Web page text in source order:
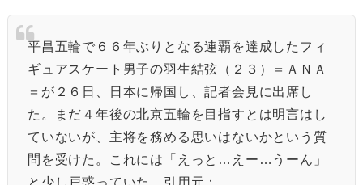
平昌五輪で６６年ぶりとなる連覇を達成したフィ
ギュアスケート男子の羽生結弦（２３）＝ＡＮＡ
＝が２６日、日本に帰国し、記者会見に出席し
た。まだ４年後の北京五輪を目指すとは明言はし
ていないが、主将を務める思いはないかという質
問を受けた。これには「えっと…えー…うーん」
と少し戸惑っていた。引用元：